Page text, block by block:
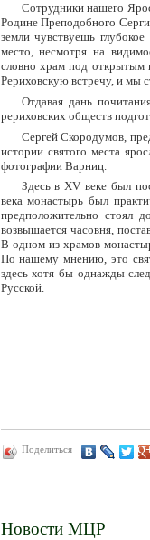
Сотрудники нашего
Родине Преподобного
земли чувствуешь
место, несмотря на
словно храм под открытым
Рериховскую встречу, и мы
Отдавая дань
рериховских обществ
Сергей Скородумов,
истории святого места
фотографии Варниц.
Здесь в XV веке был
века монастырь был
предположительно стоял
возвышается часовня,
В одном из храмов
По нашему мнению, это
здесь хотя бы однажды
Русской.
Поделиться
Новости МЦР